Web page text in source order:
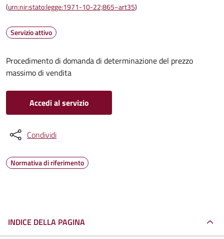
(urn:nir:stato:legge:1971-10-22;865~art35)
Servizio attivo
Procedimento di domanda di determinazione del prezzo
massimo di vendita
Accedi al servizio
Condividi
Normativa di riferimento
INDICE DELLA PAGINA